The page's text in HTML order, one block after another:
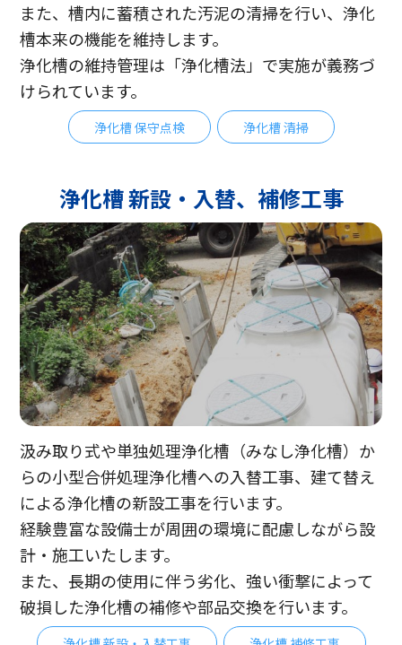
また、槽内に蓄積された汚泥の清掃を行い、浄化
槽本来の機能を維持します。
浄化槽の維持管理は「浄化槽法」で実施が義務づ
けられています。
浄化槽 保守点検 浄化槽 清掃
浄化槽 新設・入替、補修工事
汲み取り式や単独処理浄化槽（みなし浄化槽）か
らの小型合併処理浄化槽への入替工事、建て替え
による浄化槽の新設工事を行います。
経験豊富な設備士が周囲の環境に配慮しながら設
計・施工いたします。
また、長期の使用に伴う劣化、強い衝撃によって
破損した浄化槽の補修や部品交換を行います。